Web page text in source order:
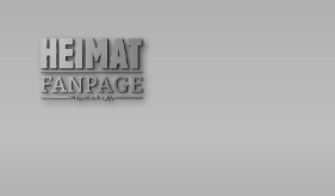
springen